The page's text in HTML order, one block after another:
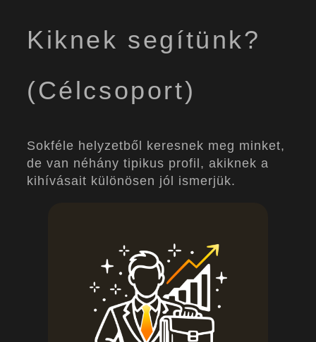
Kiknek segítünk?
(Célcsoport)
Sokféle helyzetből keresnek meg minket,
de van néhány tipikus profil, akiknek a
kihívásait különösen jól ismerjük.